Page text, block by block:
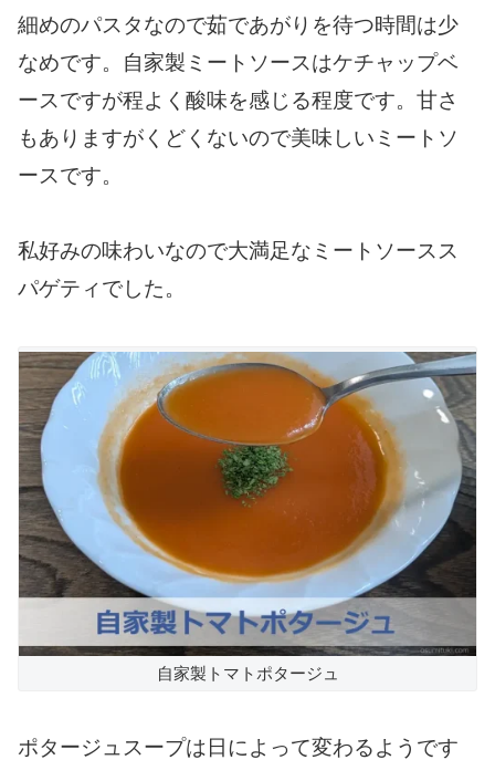
細めのパスタなので茹であがりを待つ時間は少
なめです。自家製ミートソースはケチャップベ
ースですが程よく酸味を感じる程度です。甘さ
もありますがくどくないので美味しいミートソ
ースです。
私好みの味わいなので大満足なミートソースス
パゲティでした。
自家製トマトポタージュ
ポタージュスープは日によって変わるようです